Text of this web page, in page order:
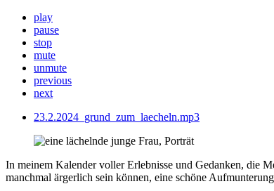
play
pause
stop
mute
unmute
previous
next
23.2.2024_grund_zum_laecheln.mp3
In meinem Kalender voller Erlebnisse und Gedanken, die
manchmal ärgerlich sein können, eine schöne